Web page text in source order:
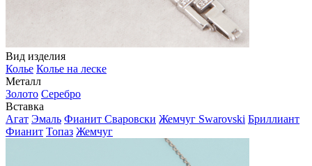
Вид изделия
Колье Колье на леске
Металл
Золото Серебро
Вставка
Агат Эмаль Фианит Сваровски Жемчуг Swarovski Бриллиант
Фианит Топаз Жемчуг